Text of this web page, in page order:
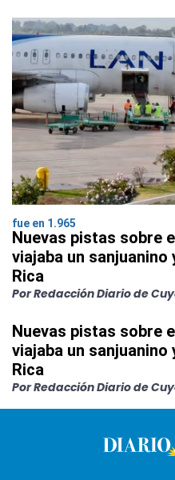
fue en 1.965
Nuevas pistas sobre
viajaba un
Rica
Por Redacción Diario de
Nuevas pistas sobre
viajaba un
Rica
Por Redacción Diario de